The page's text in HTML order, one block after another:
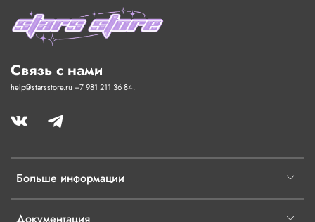
Больше информации
Связь с нами
help@starsstore.ru +7 981 211 36 84.